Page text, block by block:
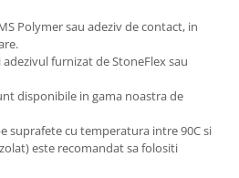
Polymer sau adeziv de contact, in
furnizat de StoneFlex sau
disponibile in gama noastra de
suprafete cu temperatura intre 90C si
este recomandat sa folositi